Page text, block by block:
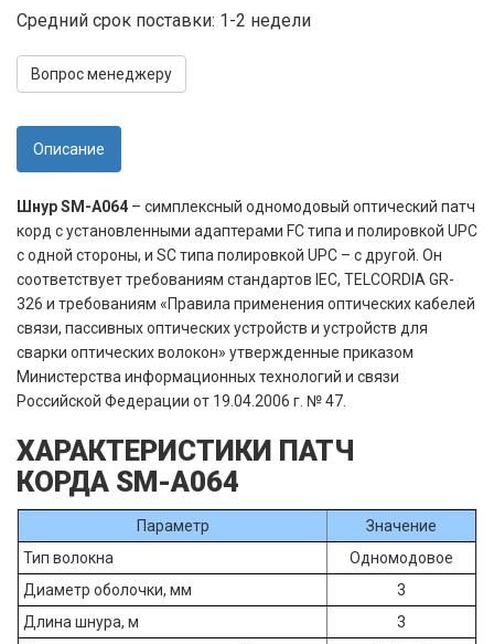
Средний срок поставки: 1-2 недели
Вопрос менеджеру
Описание
Шнур SM-A064 – симплексный одномодовый оптический патч
корд с установленными адаптерами FC типа и полировкой UPC
c одной стороны, и SC типа полировкой UPC – с другой. Он
соответствует требованиям стандартов IEC, TELCORDIA GR-
326 и требованиям «Правила применения оптических кабелей
связи, пассивных оптических устройств и устройств для
сварки оптических волокон» утвержденные приказом
Министерства информационных технологий и связи
Российской Федерации от 19.04.2006 г. № 47.
ХАРАКТЕРИСТИКИ ПАТЧ
КОРДА SM-A064
Параметр
Значение
Тип волокна
Одномодовое
Диаметр оболочки, мм
3
Длина шнура, м
3